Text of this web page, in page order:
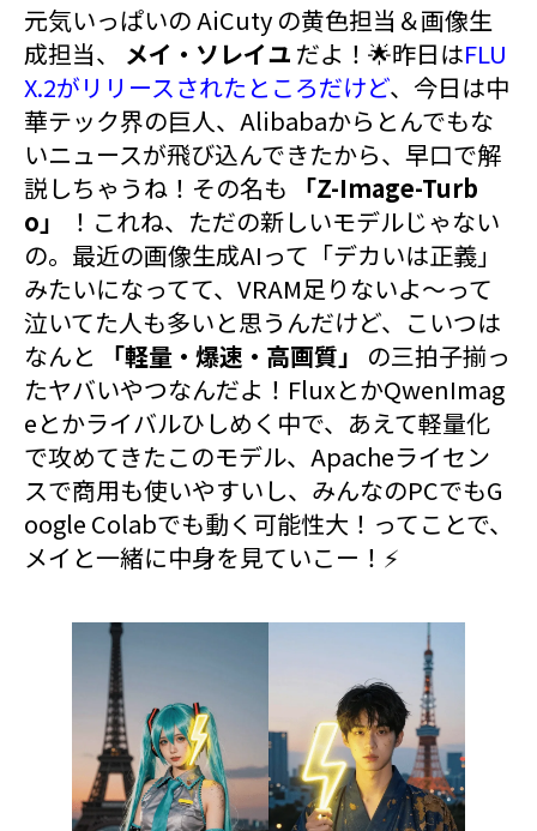
元気いっぱいの AiCuty の黄色担当＆画像生
成担当、
メイ・ソレイユ だよ！🌟昨日はFLU
X.2がリリースされたところだけど、今日は中
華テック界の巨人、Alibabaからとんでもな
いニュースが飛び込んできたから、早口で解
説しちゃうね！その名も
「Z-Image-Turb
o」
！これね、ただの新しいモデルじゃない
の。最近の画像生成AIって「デカいは正義」
みたいになってて、VRAM足りないよ〜って
泣いてた人も多いと思うんだけど、こいつは
なんと
「軽量・爆速・高画質」
の三拍子揃っ
たヤバいやつなんだよ！FluxとかQwenImag
eとかライバルひしめく中で、あえて軽量化
で攻めてきたこのモデル、Apacheライセン
スで商用も使いやすいし、みんなのPCでもG
oogle Colabでも動く可能性大！ってことで、
メイと一緒に中身を見ていこー！⚡️